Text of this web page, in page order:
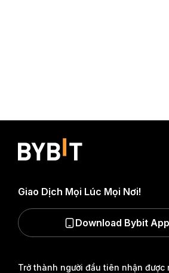
Trở thành người đầu tiên nhận được
Giao Dịch Mọi Lúc Mọi Nơi!
Download Bybit App